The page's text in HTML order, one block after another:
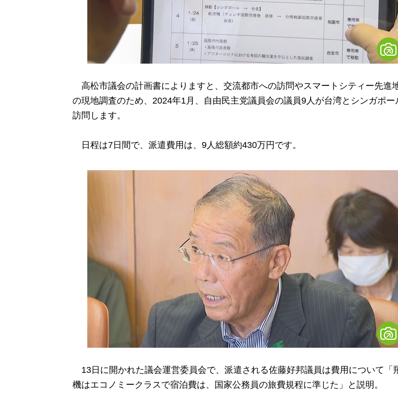
高松市議会の計画書によりますと、交流都市への訪問やスマートシティー先進
の現地調査のため、2024年1月、自由民主党議員会の議員9人が台湾とシンガポー
訪問します。
日程は7日間で、派遣費用は、9人総額約430万円です。
13日に開かれた議会運営委員会で、派遣される佐藤好邦議員は費用について「
機はエコノミークラスで宿泊費は、国家公務員の旅費規程に準じた」と説明。